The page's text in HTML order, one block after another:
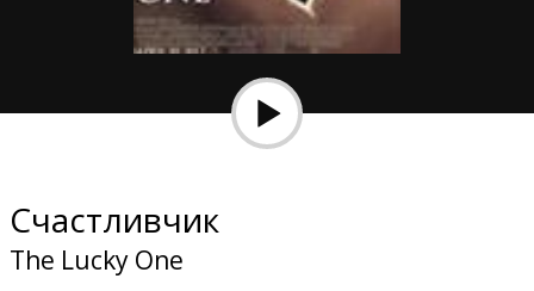
Подарки
Клуб
Счастливчик
The Lucky One